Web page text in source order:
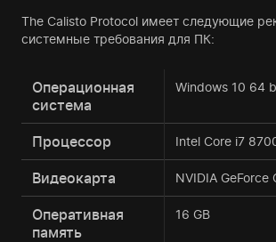
The Calisto Protocol имеет следующие
системные требования для ПК:
Операционная
система
Windows 10 64
Процессор Intel Core i7
Видеокарта NVIDIA GeForce
Оперативная
память
16 GB